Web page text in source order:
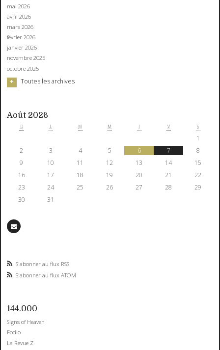
mai 2026
avril 2026
mars 2026
février 2026
janvier 2026
novembre 2025
octobre 2025
Toutes les archives
Août 2026
D L M M J V S
1
2
3 4 5 6 7
8
9
10 11 12 13 14
15
16
17 18 19 20 21
22
23
24 25 26 27 28
29
30
31
S'abonner au flux RSS
S'abonner au flux ATOM
144.000
Signs of Heaven
Fodio
La Revue Z